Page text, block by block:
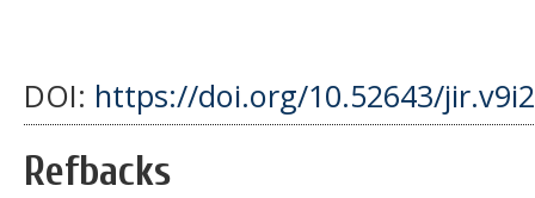
DOI: https://doi.org/10.52643/
Refbacks